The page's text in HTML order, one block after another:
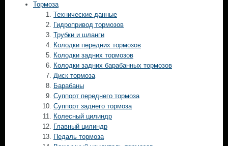
Тормоза
Технические данные
Гидропривод тормозов
Трубки и шланги
Колодки передних тормозов
Колодки задних тормозов
Колодки задних барабанных тормозов
Диск тормоза
Барабаны
Суппорт переднего тормоза
Суппорт заднего тормоза
Колесный цилиндр
Главный цилиндр
Педаль тормоза